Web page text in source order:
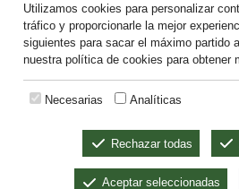
Aviso legal y
Política de
Notificaciones
Utilizamos cookies para personalizar
tráfico y proporcionarle la mejor
siguientes para sacar el máximo partido
nuestra política de cookies para obtener
Necesarias Analíticas
Rechazar todas
Aceptar seleccionadas